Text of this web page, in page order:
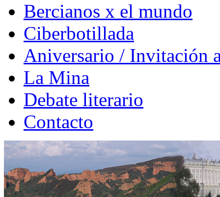
Bercianos x el mundo
Ciberbotillada
Aniversario / Invitación
La Mina
Debate literario
Contacto